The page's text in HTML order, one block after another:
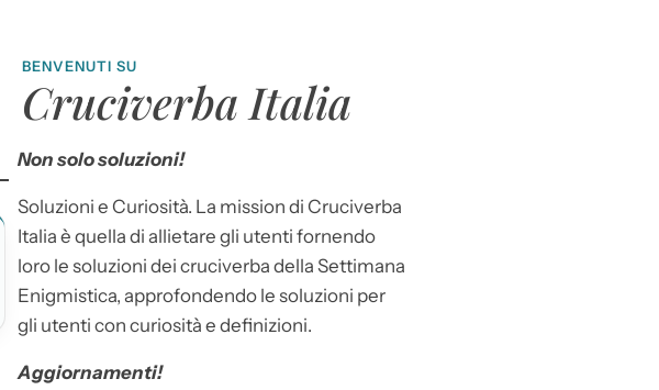
BENVENUTI SU
Cruciverba Italia
Non solo soluzioni!
Soluzioni e Curiosità. La mission di Cruciverba
Italia è quella di allietare gli utenti fornendo
loro le soluzioni dei cruciverba della Settimana
Enigmistica, approfondendo le soluzioni per
gli utenti con curiosità e definizioni.
Aggiornamenti!